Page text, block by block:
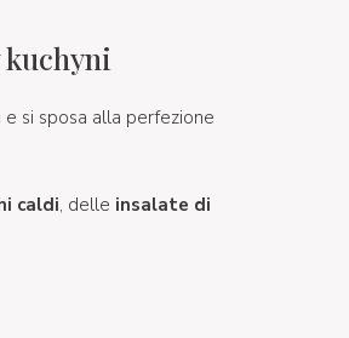
kuchyni
si sposa alla perfezione
caldi, delle insalate di